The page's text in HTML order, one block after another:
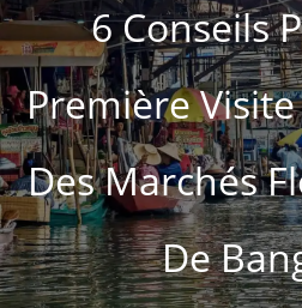
6 Conseils
Première
Des Marchés
De